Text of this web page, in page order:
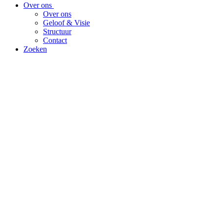
Over ons
Over ons
Geloof & Visie
Structuur
Contact
Zoeken